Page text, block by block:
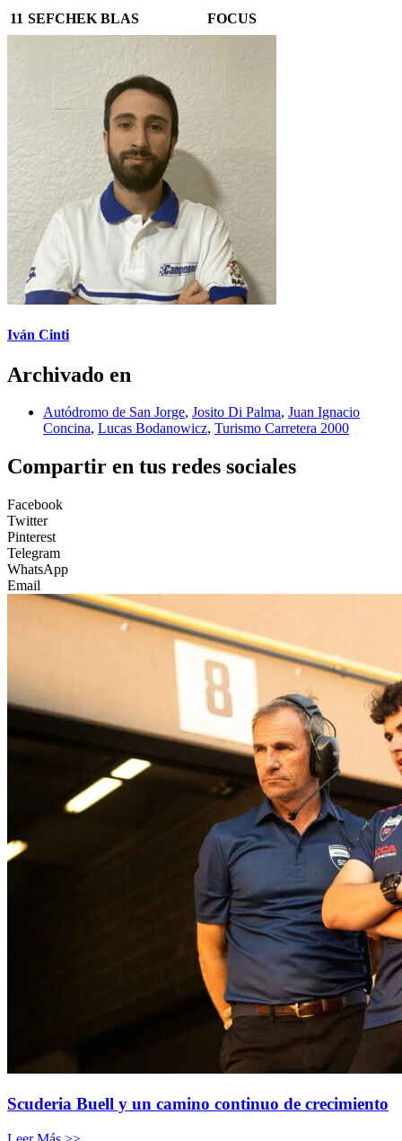
11 SEFCHEK BLAS FOCUS
Iván Cinti
Archivado en
Autódromo de San Jorge, Josito Di Palma, Juan Ignacio
Concina, Lucas Bodanowicz, Turismo Carretera 2000
Compartir en tus redes sociales
Facebook
Twitter
Pinterest
Telegram
WhatsApp
Email
Scuderia Buell y un camino continuo de crecimiento